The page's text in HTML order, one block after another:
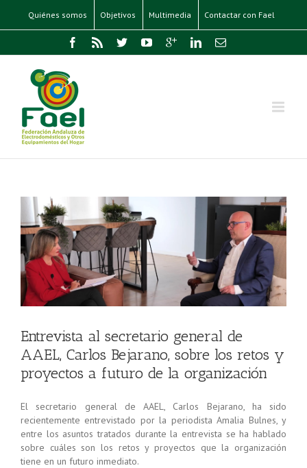
Quiénes somos Objetivos Multimedia Contactar con Fael
Entrevista al secretario general de
AAEL, Carlos Bejarano, sobre los retos y
proyectos a futuro de la organización
El secretario general de AAEL, Carlos Bejarano, ha sido
recientemente entrevistado por la periodista Amalia Bulnes, y
entre los asuntos tratados durante la entrevista se ha hablado
sobre cuáles son los retos y proyectos que la organización
tiene en un futuro inmediato.